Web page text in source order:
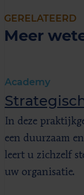
GERELATEERD
Meer
Academy
In deze
een duurzaam
leert u zichzelf
uw organisatie.